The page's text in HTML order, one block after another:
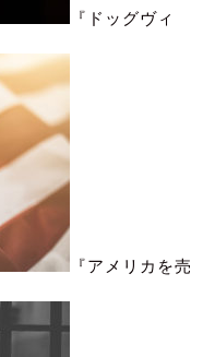
『ドッグヴィ
『アメリカを売